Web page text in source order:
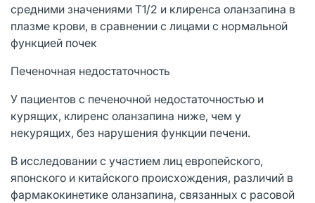
средними значениями Т1/2 и клиренса оланзапина в
плазме крови, в сравнении с лицами с нормальной
функцией почек
Печеночная недостаточность
У пациентов с печеночной недостаточностью и
курящих, клиренс оланзапина ниже, чем у
некурящих, без нарушения функции печени.
В исследовании с участием лиц европейского,
японского и китайского происхождения, различий в
фармакокинетике оланзапина, связанных с расовой